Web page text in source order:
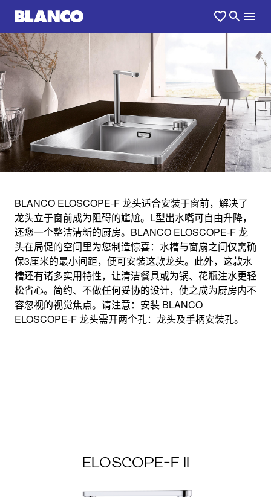
ELOSCOPE
升降自如
1 /0
BLANCO ELOSCOPE-F 龙头适合安装于窗前，解决了
龙头立于窗前成为阻碍的尴尬。L型出水嘴可自由升降，
还您一个整洁清新的厨房。BLANCO ELOSCOPE-F 龙
头在局促的空间里为您制造惊喜：水槽与窗扇之间仅需确
保3厘米的最小间距，便可安装这款龙头。此外，这款水
槽还有诸多实用特性，让清洁餐具或为锅、花瓶注水更轻
松省心。简约、不做任何妥协的设计，使之成为厨房内不
容忽视的视觉焦点。请注意：安装 BLANCO
ELOSCOPE-F 龙头需开两个孔：龙头及手柄安装孔。
ELOSCOPE-F II